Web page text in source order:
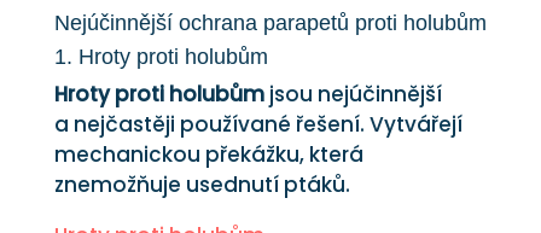
Nejúčinnější ochrana parapetů proti holubům
1. Hroty proti holubům
Hroty proti holubůmjsou nejúčinnější
a nejčastěji používané řešení. Vytvářejí
mechanickou překážku, která
znemožňuje usednutí ptáků.